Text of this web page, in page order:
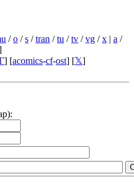
/o /s /tran /tu /tv /vg /x | a /
] [acomics-cf-ost] [𝕏]